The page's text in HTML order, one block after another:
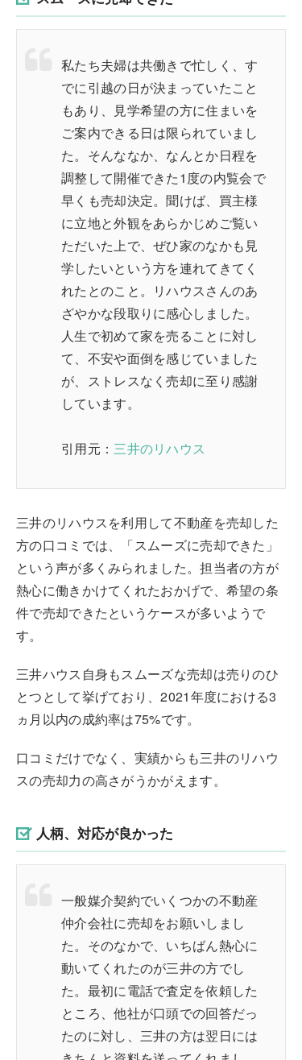
私たち夫婦は共働きで忙しく、す
でに引越の日が決まっていたこと
もあり、見学希望の方に住まいを
ご案内できる日は限られていまし
た。そんななか、なんとか日程を
調整して開催できた1度の内覧会で
早くも売却決定。聞けば、買主様
に立地と外観をあらかじめご覧い
ただいた上で、ぜひ家のなかも見
学したいという方を連れてきてく
れたとのこと。リハウスさんのあ
ざやかな段取りに感心しました。
人生で初めて家を売ることに対し
て、不安や面倒を感じていました
が、ストレスなく売却に至り感謝
しています。
引用元：三井のリハウス
三井のリハウスを利用して不動産を売却した
方の口コミでは、「スムーズに売却できた」
という声が多くみられました。担当者の方が
熱心に働きかけてくれたおかげで、希望の条
件で売却できたというケースが多いようで
す。
三井ハウス自身もスムーズな売却は売りのひ
とつとして挙げており、2021年度における3
ヵ月以内の成約率は75%です。
口コミだけでなく、実績からも三井のリハウ
スの売却力の高さがうかがえます。
人柄、対応が良かった
一般媒介契約でいくつかの不動産
仲介会社に売却をお願いしまし
た。そのなかで、いちばん熱心に
動いてくれたのが三井の方でし
た。最初に電話で査定を依頼した
ところ、他社が口頭での回答だっ
たのに対し、三井の方は翌日には